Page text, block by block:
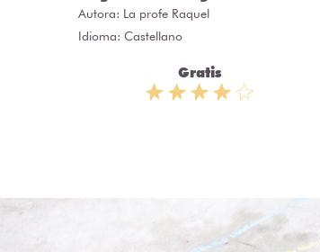
Autora: La profe Raquel
Idioma: Castellano
Gratis